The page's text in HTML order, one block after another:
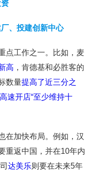
、投建创新中心
点工作之一。比如，麦
高 ，肯德基和必胜客的
数量提高了近三分之
速开店“至少维持十
在加快布局。例如，汉
重返中国，并在10年内
达美乐则要在未来5年